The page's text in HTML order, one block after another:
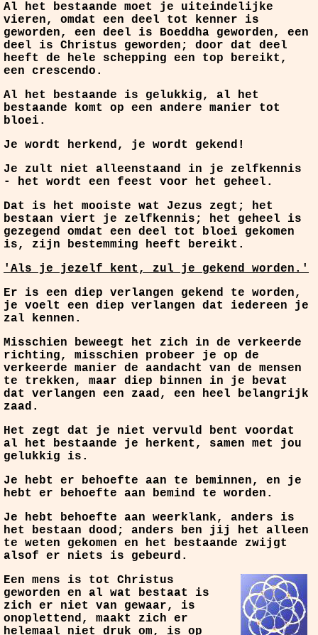
Al het bestaande moet je uiteindelijke
vieren, omdat een deel tot kenner is
geworden, een deel is Boeddha geworden, een
deel is Christus geworden; door dat deel
heeft de hele schepping een top bereikt,
een crescendo.
Al het bestaande is gelukkig, al het
bestaande komt op een andere manier tot
bloei.
Je wordt herkend, je wordt gekend!
Je zult niet alleenstaand in je zelfkennis
- het wordt een feest voor het geheel.
Dat is het mooiste wat Jezus zegt; het
bestaan viert je zelfkennis; het geheel is
gezegend omdat een deel tot bloei gekomen
is, zijn bestemming heeft bereikt.
'Als je jezelf kent, zul je gekend worden.'
Er is een diep verlangen gekend te worden,
je voelt een diep verlangen dat iedereen je
zal kennen.
Misschien beweegt het zich in de verkeerde
richting, misschien probeer je op de
verkeerde manier de aandacht van de mensen
te trekken, maar diep binnen in je bevat
dat verlangen een zaad, een heel belangrijk
zaad.
Het zegt dat je niet vervuld bent voordat
al het bestaande je herkent, samen met jou
gelukkig is.
Je hebt er behoefte aan te beminnen, en je
hebt er behoefte aan bemind te worden.
Je hebt behoefte aan weerklank, anders is
het bestaan dood; anders ben jij het alleen
te weten gekomen en het bestaande zwijgt
alsof er niets is gebeurd.
Een mens is tot Christus
geworden en al wat bestaat is
zich er niet van gewaar, is
onoplettend, maakt zich er
helemaal niet druk om, is op